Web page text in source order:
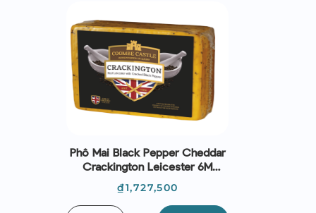
Phô Mai Black Pepper Cheddar
Crackington Leicester 6M
(~2.5Kg) - Coombe Castle -
Devon Cream Company
Giá
₫1,727,500